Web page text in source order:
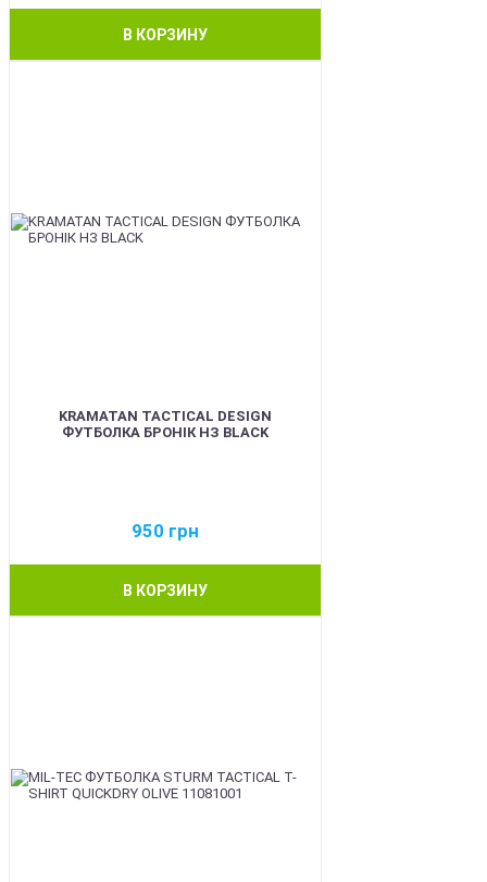
В КОРЗИНУ
KRAMATAN TACTICAL DESIGN
ФУТБОЛКА БРОНІК НЗ BLACK
950 грн
В КОРЗИНУ